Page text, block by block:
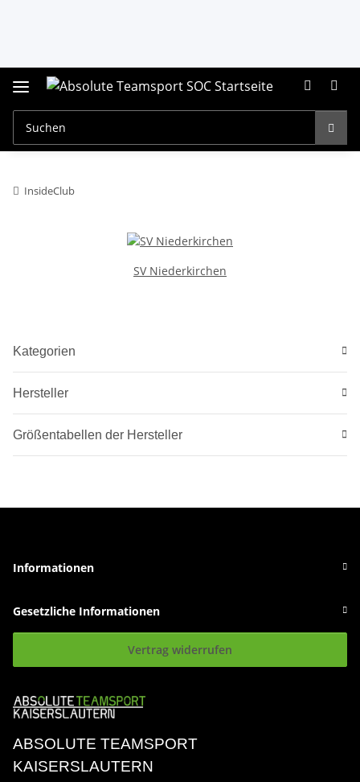
InsideClub
SV Niederkirchen
Kategorien
Hersteller
Größentabellen der Hersteller
Informationen
Gesetzliche Informationen
Vertrag widerrufen
ABSOLUTE TEAMSPORT
KAISERSLAUTERN